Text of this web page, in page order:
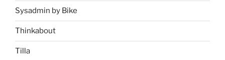
Sysadmin by Bike
Thinkabout
Tilla